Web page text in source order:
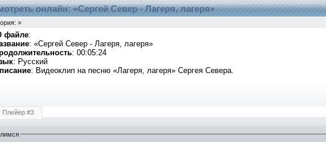
онлайн: «Сергей Север - Лагеря, лагеря»
»
файле:
: «Сергей Север - Лагеря, лагеря»
: 00:05:24
: Русский
: Видеоклип на песню «Лагеря, лагеря» Сергея Севера.
Плейер #3